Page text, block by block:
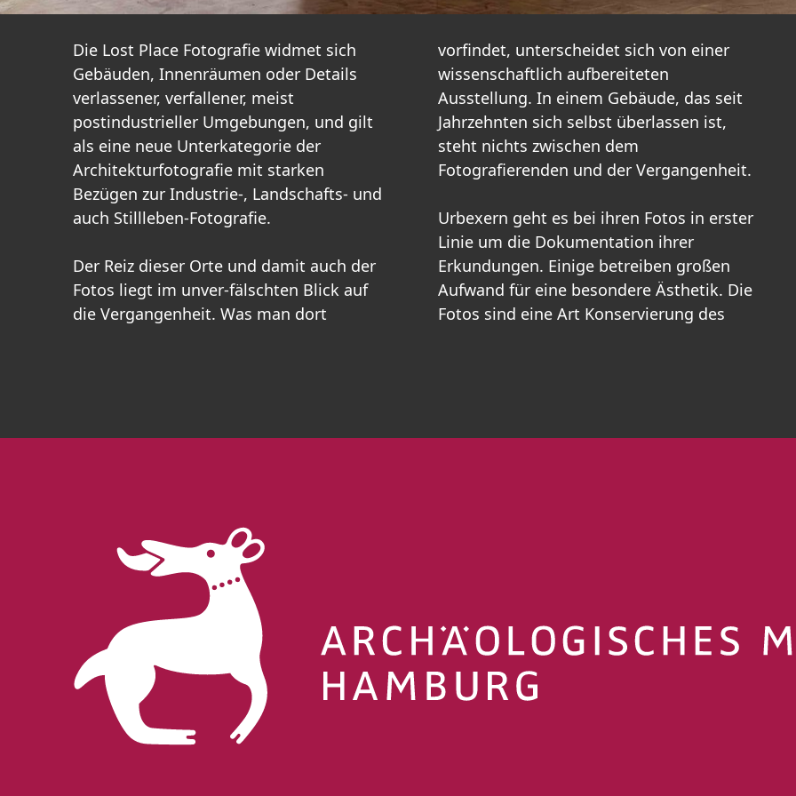
Die Lost Place Fotografie widmet sich
Gebäuden, Innenräumen oder Details
verlassener, verfallener, meist
postindustrieller Umgebungen, und gilt
als eine neue Unterkategorie der
Architekturfotografie mit starken
Bezügen zur Industrie-, Landschafts- und
auch Stillleben-Fotografie.
Der Reiz dieser Orte und damit auch der
Fotos liegt im unver-fälschten Blick auf
die Vergangenheit. Was man dort
vorfindet, unterscheidet sich von einer
wissenschaftlich aufbereiteten
Ausstellung. In einem Gebäude, das seit
Jahrzehnten sich selbst überlassen ist,
steht nichts zwischen dem
Fotografierenden und der Vergangenheit.
Urbexern geht es bei ihren Fotos in erster
Linie um die Dokumentation ihrer
Erkundungen. Einige betreiben großen
Aufwand für eine besondere Ästhetik. Die
Fotos sind eine Art Konservierung des